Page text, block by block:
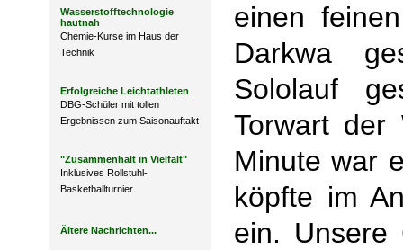
Wasserstofftechnologie
hautnah
Chemie-Kurse im Haus der
Technik
Erfolgreiche Leichtathleten
DBG-Schüler mit tollen
Ergebnissen zum Saisonauftakt
"Zusammenhalt in Vielfalt"
Inklusives Rollstuhl-
Basketballturnier
Ältere Nachrichten...
einen
Darkwa
Sololauf
Torwart der
Minute war
köpfte im
ein. Unsere